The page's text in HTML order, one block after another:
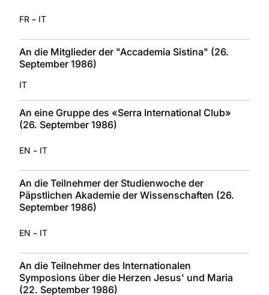
FR - IT
An die Mitglieder der "Accademia Sistina" (26.
September 1986)
IT
An eine Gruppe des «Serra International Club»
(26. September 1986)
EN - IT
An die Teilnehmer der Studienwoche der
Päpstlichen Akademie der Wissenschaften (26.
September 1986)
EN - IT
An die Teilnehmer des Internationalen
Symposions über die Herzen Jesus' und Maria
(22. September 1986)